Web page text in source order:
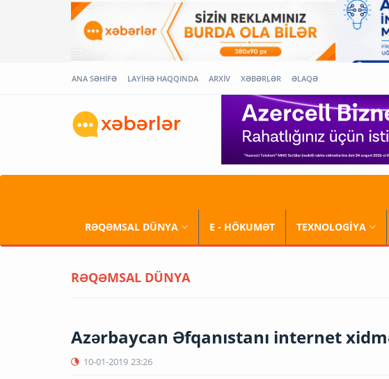
ANA SƏHİFƏ LAYİHƏ HAQQINDA ARXİV XƏBƏRLƏR ƏLAQƏ
RƏQƏMSAL DÜNYA E - HÖKUMƏT TEXNOLOGİYA
RƏQƏMSAL DÜNYA
Azərbaycan Əfqanıstanı internet
10-01-2019 23:26